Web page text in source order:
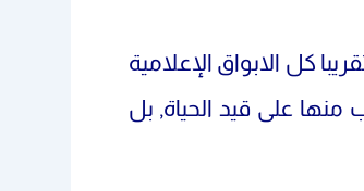
كل الابواق الإعلامية
على قيد الحياة, بل